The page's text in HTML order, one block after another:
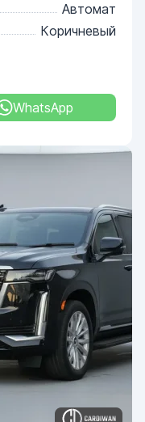
Автомат
Коричневый
WhatsApp